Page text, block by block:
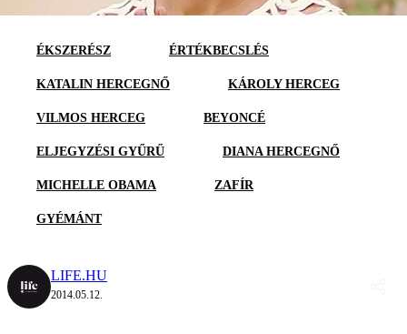
ÉKSZERÉSZ ÉRTÉKBECSLÉS
KATALIN HERCEGNŐ KÁROLY HERCEG
VILMOS HERCEG BEYONCÉ
ELJEGYZÉSI GYŰRŰ DIANA HERCEGNŐ
MICHELLE OBAMA ZAFÍR
GYÉMÁNT
LIFE.HU
2014.05.12.